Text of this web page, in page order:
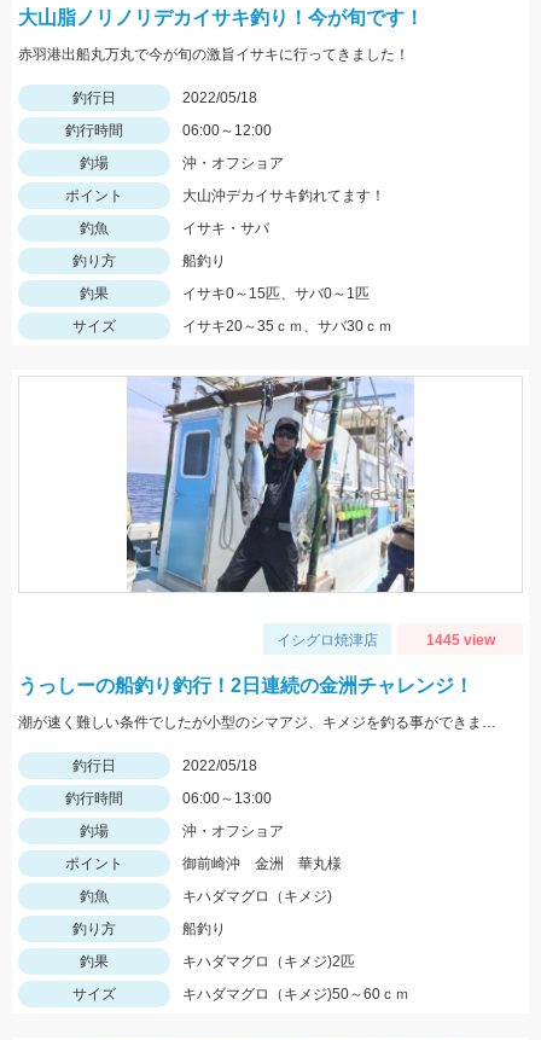
大山脂ノリノリデカイサキ釣り！今が旬です！
赤羽港出船丸万丸で今が旬の激旨イサキに行ってきました！
釣行日
2022/05/18
釣行時間
06:00～12:00
釣場
沖・オフショア
ポイント
大山沖デカイサキ釣れてます！
釣魚
イサキ・サバ
釣り方
船釣り
釣果
イサキ0～15匹、サバ0～1匹
サイズ
イサキ20～35ｃｍ、サバ30ｃｍ
イシグロ焼津店 1445 view
うっしーの船釣り釣行！2日連続の金洲チャレンジ！
潮が速く難しい条件でしたが小型のシマアジ、キメジを釣る事ができました。
釣行日
2022/05/18
釣行時間
06:00～13:00
釣場
沖・オフショア
ポイント
御前崎沖 金洲 華丸様
釣魚
キハダマグロ（キメジ)
釣り方
船釣り
釣果
キハダマグロ（キメジ)2匹
サイズ
キハダマグロ（キメジ)50～60ｃｍ